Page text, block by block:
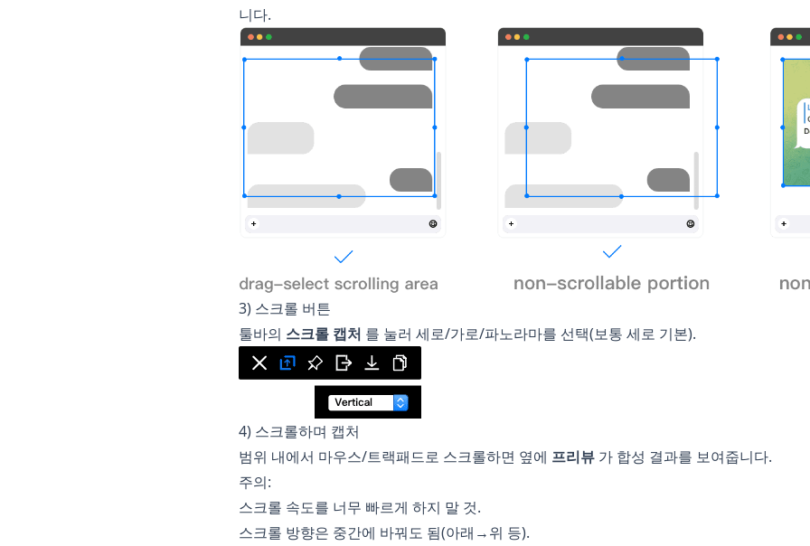
니다.
3) 스크롤 버튼
툴바의 스크롤 캡처 를 눌러 세로/가로/파노라마를 선택(보통 세로 기본).
4) 스크롤하며 캡처
범위 내에서 마우스/트랙패드로 스크롤하면 옆에 프리뷰 가 합성 결과를 보여줍니다.
주의:
스크롤 속도를 너무 빠르게 하지 말 것.
스크롤 방향은 중간에 바꿔도 됨(아래→위 등).